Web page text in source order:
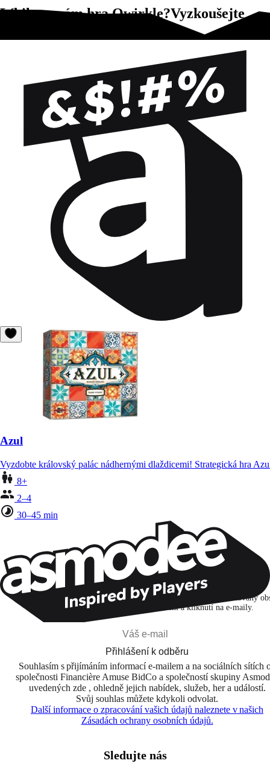
Líbila se vám hra Qwirkle?Vyzkoušejte
Azul
Vyzdobte královský palác nádhernými dlaždicemi! Strategická hra
8+
2–4
30–45 min
Zůstaňte v kontaktu!
Přihlašuji se k odběru, abych objevoval hry, novinky a personalizovaný
na základě svých zájmů a svých otevření a kliknutí na e-maily.
Přihlášení k odběru
Souhlasím s přijímáním informací e-mailem a na sociálních sítích
společnosti Financière Amuse BidCo a společností skupiny
uvedených zde , ohledně jejich nabídek, služeb, her a událostí.
Svůj souhlas můžete kdykoli odvolat.
Další informace o zpracování vašich údajů naleznete v našich
Zásadách ochrany osobních údajů.
Sledujte nás